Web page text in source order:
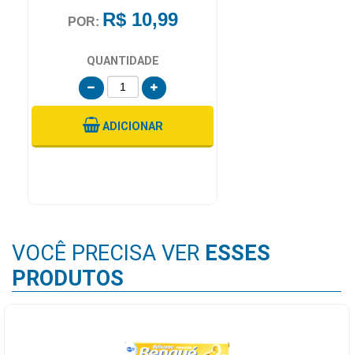
POR: R$ 10,99
QUANTIDADE
ADICIONAR
VOCÊ PRECISA VER ESSES
PRODUTOS